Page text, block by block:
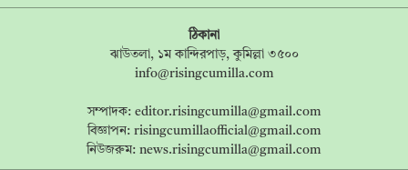
ঠিকানা
ঝাউতলা, ১ম কান্দিরপাড়, কুমিল্লা ৩৫০০
info@risingcumilla.com
সম্পাদক: editor.risingcumilla@gmail.com
বিজ্ঞাপন: risingcumillaofficial@gmail.com
নিউজরুম: news.risingcumilla@gmail.com